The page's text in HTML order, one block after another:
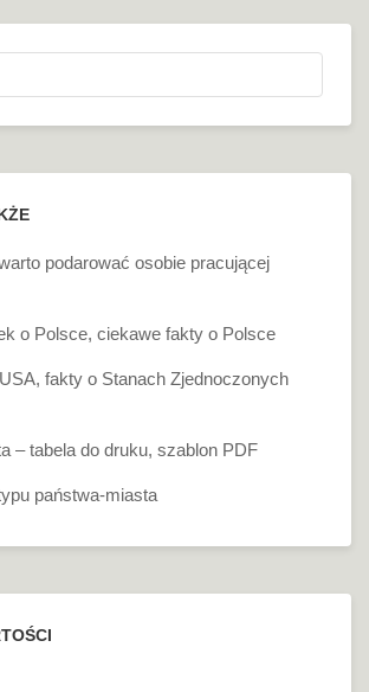
podarować osobie pracującej
o Polsce, ciekawe fakty o Polsce
fakty o Stanach Zjednoczonych
– tabela do druku, szablon PDF
państwa-miasta